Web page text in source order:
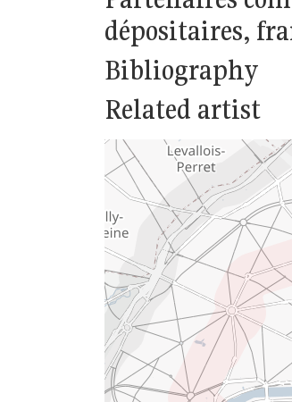
dépositaires,
Bibliography
Related artist